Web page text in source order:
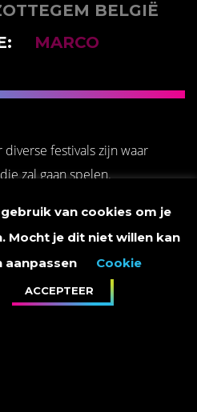
BELGIË
MARCO
festivals zijn waar
zal gaan spelen.
viahttp://rock-zottegem.be/
van cookies om je
Mocht je dit niet willen kan
aanpassen
Cookie
ACCEPTEER